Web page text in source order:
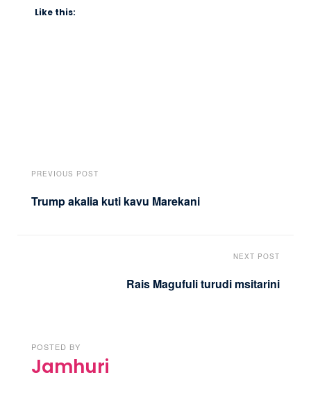
Like this:
PREVIOUS POST
Trump akalia kuti kavu Marekani
NEXT POST
Rais Magufuli turudi msitarini
POSTED BY
Jamhuri